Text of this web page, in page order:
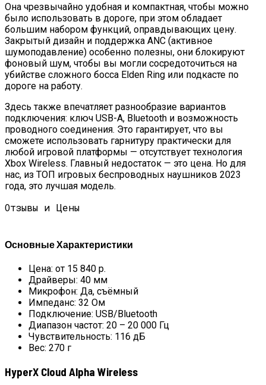
Она чрезвычайно удобная и компактная, чтобы можно
было использовать в дороге, при этом обладает
большим набором функций, оправдывающих цену.
Закрытый дизайн и поддержка ANC (активное
шумоподавление) особенно полезны, они блокируют
фоновый шум, чтобы вы могли сосредоточиться на
убийстве сложного босса Elden Ring или подкасте по
дороге на работу.
Здесь также впечатляет разнообразие вариантов
подключения: ключ USB-A, Bluetooth и возможность
проводного соединения. Это гарантирует, что вы
сможете использовать гарнитуру практически для
любой игровой платформы — отсутствует технология
Xbox Wireless. Главный недостаток — это цена. Но для
нас, из ТОП игровых беспроводных наушников 2023
года, это лучшая модель.
Отзывы и Цены
Основные Характеристики
Цена: от 15 840 р.
Драйверы: 40 мм
Микрофон: Да, съёмный
Импеданс: 32 Ом
Подключение: USB/Bluetooth
Диапазон частот: 20 – 20 000 Гц
Чувствительность: 116 дБ
Вес: 270 г
HyperX Cloud Alpha Wireless